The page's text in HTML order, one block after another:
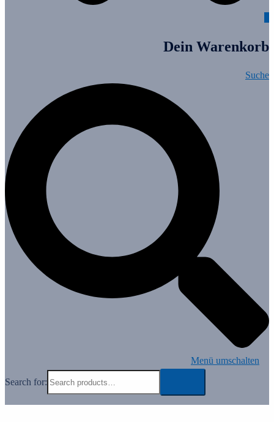
Dein Warenkorb
Suche
Menü umschalten
Search for: